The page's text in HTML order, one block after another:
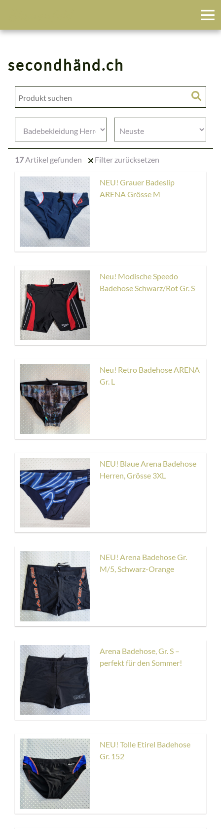
secondhänd.ch
17Artikel gefunden Filter zurücksetzen
NEU! Grauer Badeslip
ARENA Grösse M
Neu! Modische Speedo
Badehose Schwarz/Rot Gr. S
Neu! Retro Badehose ARENA
Gr. L
NEU! Blaue Arena Badehose
Herren, Grösse 3XL
NEU! Arena Badehose Gr.
M/5, Schwarz-Orange
Arena Badehose, Gr. S –
perfekt für den Sommer!
NEU! Tolle Etirel Badehose
Gr. 152